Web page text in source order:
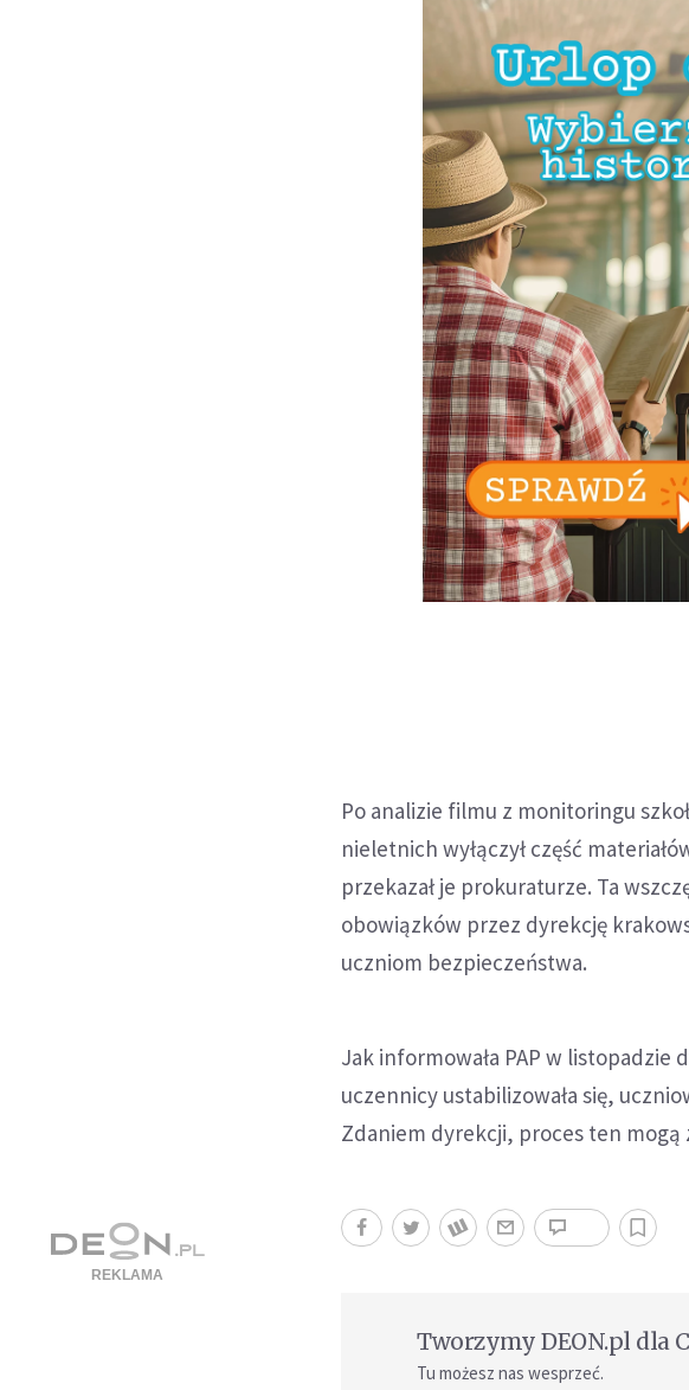
Po analizie filmu z monitoringu
nieletnich wyłączył część
przekazał je prokuraturze. Ta
obowiązków przez dyrekcję
uczniom bezpieczeństwa.
Jak informowała PAP w listopadzie
uczennicy ustabilizowała się,
Zdaniem dyrekcji, proces ten mogą
Tworzymy DEON.pl dla
Tu możesz nas wesprzeć.